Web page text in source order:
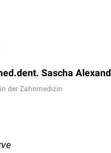
Sascha
der Zahnmedizin